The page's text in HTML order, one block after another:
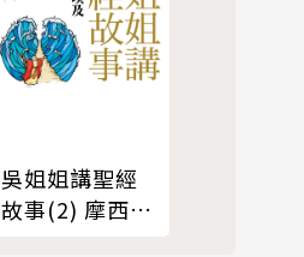
吳姐姐講聖經
故事(2) 摩西出